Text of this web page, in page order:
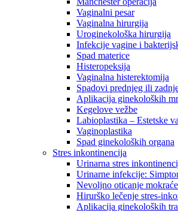
Vaginalni pesar
Vaginalna hirurgija
Uroginekološka hirurgija
Infekcije vagine i
Spad materice
Histeropeksija
Vaginalna histerektomija
Spadovi prednjeg ili
Aplikacija ginekoloških
Kegelove vežbe
Labioplastika – Estetske
Vaginoplastika
Spad ginekoloških organa
Stres inkontinencija
Urinarna stres
Urinarne infekcije:
Nevoljno oticanje mokraće
Hirurško lečenje stres-
Aplikacija ginekoloških